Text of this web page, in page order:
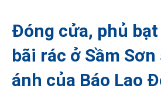
Đóng cửa, phủ
bãi rác ở Sầm
ánh của Báo Lao